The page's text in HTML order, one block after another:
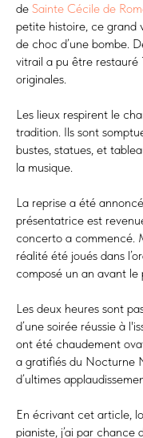
de Sainte Cécile de
petite histoire, ce grand
de choc d’une bombe.
vitrail a pu être restauré
originales.
Les lieux respirent le
tradition. Ils sont
bustes, statues, et
la musique.
La reprise a été
présentatrice est
concerto a commencé.
réalité été joués dans
composé un an avant le
Les deux heures sont
d’une soirée réussie à
ont été chaudement
a gratifiés du Nocturne
d’ultimes
En écrivant cet article,
pianiste, j’ai par